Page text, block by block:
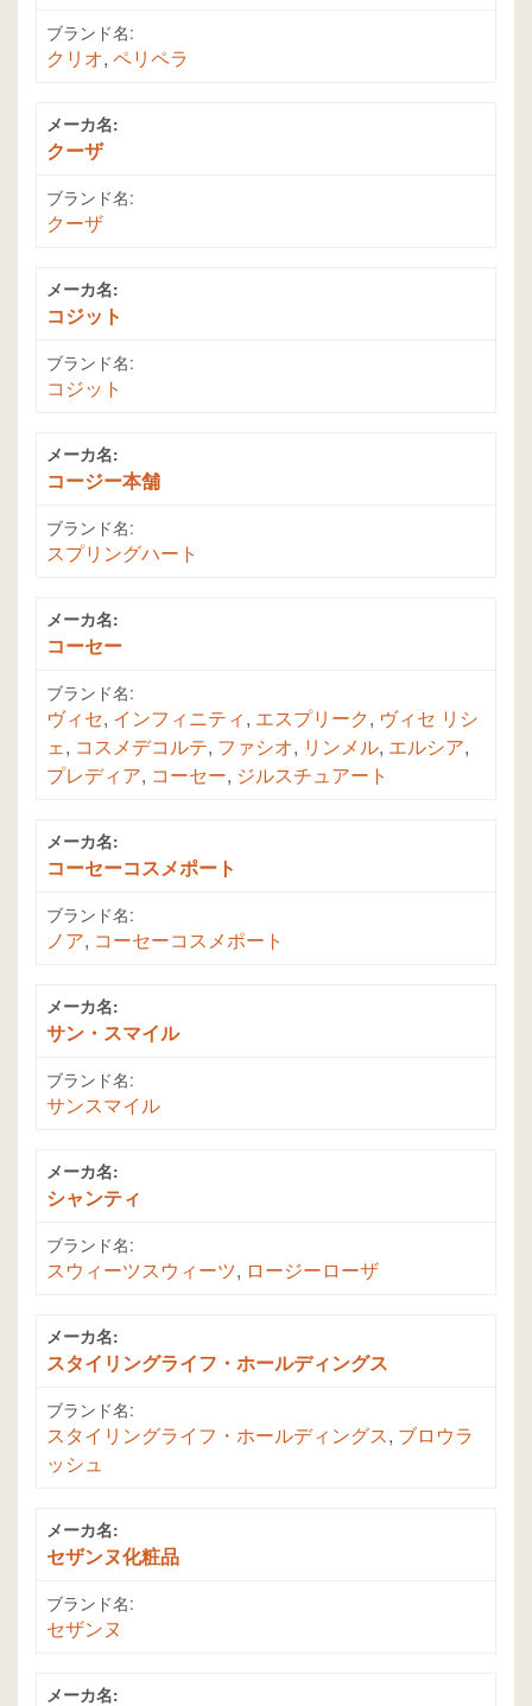
ブランド名:
クリオ, ペリペラ
メーカ名:
クーザ
ブランド名:
クーザ
メーカ名:
コジット
ブランド名:
コジット
メーカ名:
コージー本舗
ブランド名:
スプリングハート
メーカ名:
コーセー
ブランド名:
ヴィセ, インフィニティ, エスプリーク, ヴィセ リシ
ェ, コスメデコルテ, ファシオ, リンメル, エルシア,
プレディア, コーセー, ジルスチュアート
メーカ名:
コーセーコスメポート
ブランド名:
ノア, コーセーコスメポート
メーカ名:
サン・スマイル
ブランド名:
サンスマイル
メーカ名:
シャンティ
ブランド名:
スウィーツスウィーツ, ロージーローザ
メーカ名:
スタイリングライフ・ホールディングス
ブランド名:
スタイリングライフ・ホールディングス, ブロウラ
ッシュ
メーカ名:
セザンヌ化粧品
ブランド名:
セザンヌ
メーカ名: